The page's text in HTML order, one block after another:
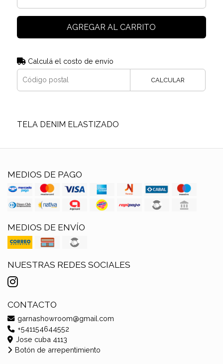
AGREGAR AL CARRITO
Calculá el costo de envío
CALCULAR
TELA DENIM ELASTIZADO
MEDIOS DE PAGO
MEDIOS DE ENVÍO
NUESTRAS REDES SOCIALES
CONTACTO
garnashowroom@gmail.com
+541154644552
Jose cuba 4113
Botón de arrepentimiento